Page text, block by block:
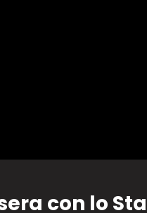
con lo